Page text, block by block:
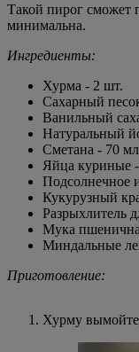
Такой пирог сможет
минимальна.
Ингредиенты:
Хурма - 2 шт.
Сахарный
Ванильный
Натуральный
Сметана - 70 мл
Яйца куриные
Подсолнечное
Кукурузный
Разрыхлитель
Мука
Миндальные
Приготовление:
Хурму